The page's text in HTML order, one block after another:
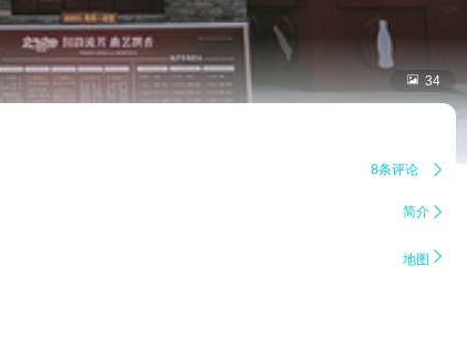
 34
8条评论 
简介 
地图 